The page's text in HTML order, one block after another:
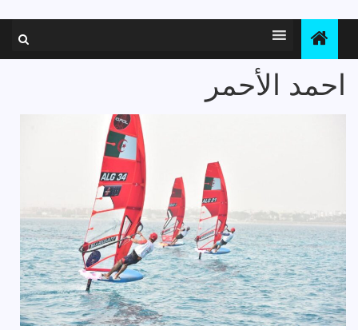
احمد الأحمر